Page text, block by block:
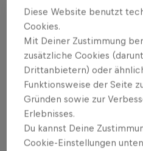
Schau dir den
Englisch auf Red
Algeria Curacao
Diese Website benutzt
Cookies.
Mit Deiner Zustimmung
zusätzliche Cookies
Drittanbietern) oder
Funktionsweise der Seite
Gründen sowie zur
Erlebnisses.
Du kannst Deine
Cookie-Einstellungen